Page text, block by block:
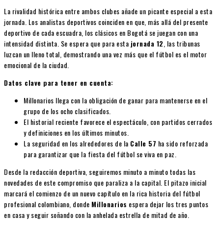
La rivalidad histórica entre ambos clubes añade un picante especial a esta
jornada. Los analistas deportivos coinciden en que, más allá del presente
deportivo de cada escuadra, los clásicos en Bogotá se juegan con una
intensidad distinta. Se espera que para esta jornada 12 , las tribunas
luzcan un lleno total, demostrando una vez más que el fútbol es el motor
emocional de la ciudad.
Datos clave para tener en cuenta:
Millonarios llega con la obligación de ganar para mantenerse en el
grupo de los ocho clasificados.
El historial reciente favorece el espectáculo, con partidos cerrados
y definiciones en los últimos minutos.
La seguridad en los alrededores de la Calle 57 ha sido reforzada
para garantizar que la fiesta del fútbol se viva en paz.
Desde la redacción deportiva, seguiremos minuto a minuto todas las
novedades de este compromiso que paraliza a la capital. El pitazo inicial
marcará el comienzo de un nuevo capítulo en la rica historia del fútbol
profesional colombiano, donde Millonarios espera dejar los tres puntos
en casa y seguir soñando con la anhelada estrella de mitad de año.